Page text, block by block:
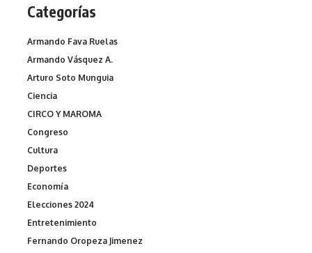
Categorías
Armando Fava Ruelas
Armando Vásquez A.
Arturo Soto Munguia
Ciencia
CIRCO Y MAROMA
Congreso
Cultura
Deportes
Economía
Elecciones 2024
Entretenimiento
Fernando Oropeza Jimenez